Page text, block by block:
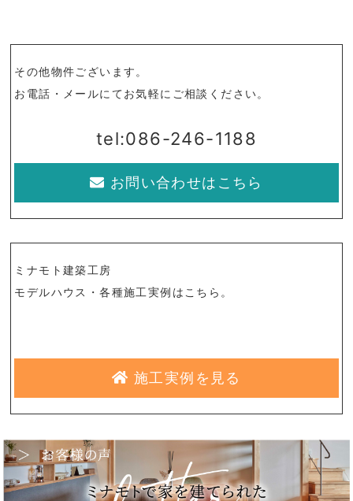
その他物件ございます。
お電話・メールにてお気軽にご相談ください。
tel:086-246-1188
お問い合わせはこちら
ミナモト建築工房
モデルハウス・各種施工実例はこちら。
施工実例を見る